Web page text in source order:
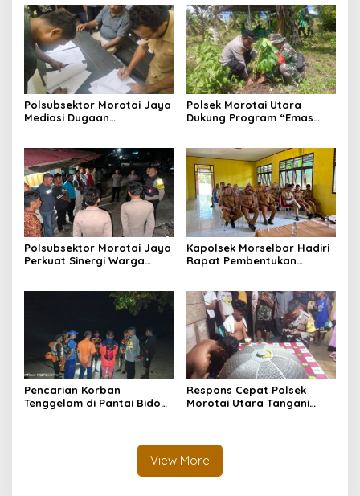
Polsubsektor Morotai Jaya
Mediasi Dugaan
Persoalan Secara
Kekeluargaan
Polsek Morotai Utara
Dukung Program “Emas
dan Kelestarian Lingkungan
Polsubsektor Morotai Jaya
Perkuat Sinergi Warga
Gangguan Kamtibmas
Kapolsek Morselbar Hadiri
Rapat Pembentukan
Sinergi Lintas Sektor
Sukseskan Peringatan 17
Agustus 2026
Pencarian Korban
Tenggelam di Pantai Bido
Respons Cepat Polsek
Morotai Utara Tangani
Pencarian Terus Dilanjutkan
View More